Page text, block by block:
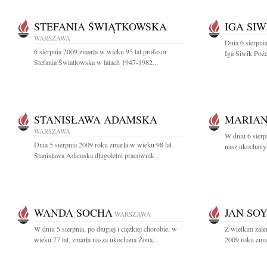
STEFANIA ŚWIĄTKOWSKA
WARSZAWA
6 sierpnia 2009 zmarła w wieku 95 lat profesor
Stefania Światłowska w latach 1947-1982...
IGA
Dnia 6
Iga Siwik
STANISŁAWA ADAMSKA
WARSZAWA
Dnia 5 sierpnia 2009 roku zmarła w wieku 98 lat
Stanisława Adamska długoletni pracownik...
W dniu 6
nasz
WANDA SOCHA WARSZAWA
W dniu 5 sierpnia, po długiej i ciężkiej chorobie, w
wieku 77 lat, zmarła nasza ukochana Żona,...
JAN
Z wielkim
2009 roku